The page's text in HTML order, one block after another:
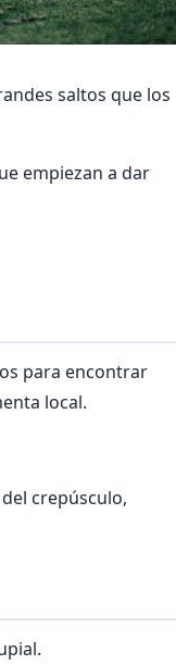
saltos que los
empiezan a dar
para encontrar
local.
crepúsculo,